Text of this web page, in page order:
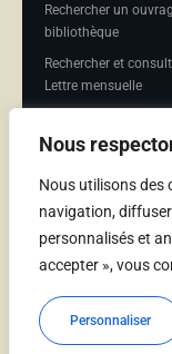
Nous
Nous utilisons des
navigation,
personnalisés et
accepter », vous
Personnaliser
Rechercher un
bibliothèque
Rechercher et
Lettre mensuelle
mensuelle
Adhérer